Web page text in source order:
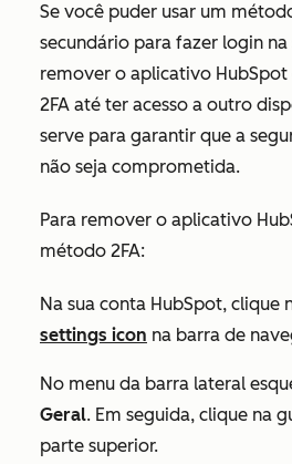
Se você puder usar um
secundário para fazer login
remover o aplicativo
2FA até ter acesso a outro
serve para garantir que a
não seja comprometida.
Para remover o aplicativo
método 2FA:
Na sua conta HubSpot, clique
settings icon na barra de
No menu da barra lateral
Geral. Em seguida, clique na
parte superior.